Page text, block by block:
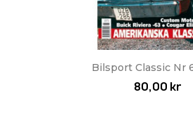
Bilsport Classic Nr
80,00 kr